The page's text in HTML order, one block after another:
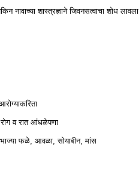
नावाच्या शास्त्रज्ञाने जिवनसत्वाचा शोध लावला.
रोग व रात आंधळेपणा
फळे, आवळा, सोयाबीन, मांस